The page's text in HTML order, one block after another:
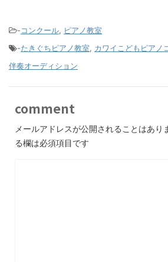
-コンクール, ピアノ教室
-たきぐちピアノ教室, カワイこどもピアノ
伴奏オーディション
comment
メールアドレスが公開されることはあり
る欄は必須項目です